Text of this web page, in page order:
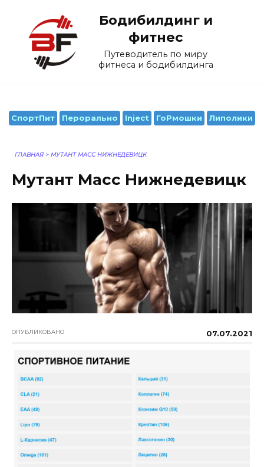
содержанию
Бодибилдинг и
фитнес
Путеводитель по миру
фитнеса и бодибилдинга
СпортПит Перорально Inject ГоРмошки Липолики
ГЛАВНАЯ > МУТАНТ МАСС НИЖНЕДЕВИЦК
Мутант Масс Нижнедевицк
ОПУБЛИКОВАНО 07.07.2021